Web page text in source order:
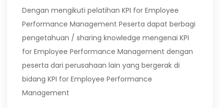
Dengan mengikuti pelatihan KPI for Employee
Performance Management Peserta dapat berbagi
pengetahuan / sharing knowledge mengenai KPI
for Employee Performance Management dengan
peserta dari perusahaan lain yang bergerak di
bidang KPI for Employee Performance
Management